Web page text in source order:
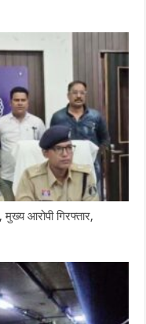
आरोपी गिरफ्तार,